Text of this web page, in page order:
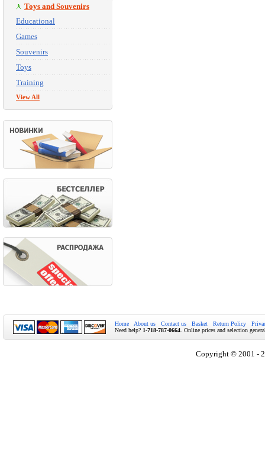
Toys and Souvenirs
Educational
Games
Souvenirs
Toys
Training
View All
Home About us Contact us Basket Return Policy
Need help? 1-718-787-0664 . Online prices and selection
Copyright © 2001 -